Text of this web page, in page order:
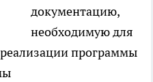
документацию,
необходимую для
программы